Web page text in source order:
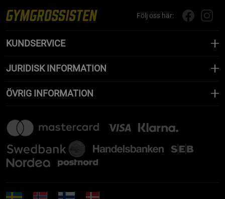
Följ oss här:
KUNDSERVICE
JURIDISK INFORMATION
ÖVRIG INFORMATION